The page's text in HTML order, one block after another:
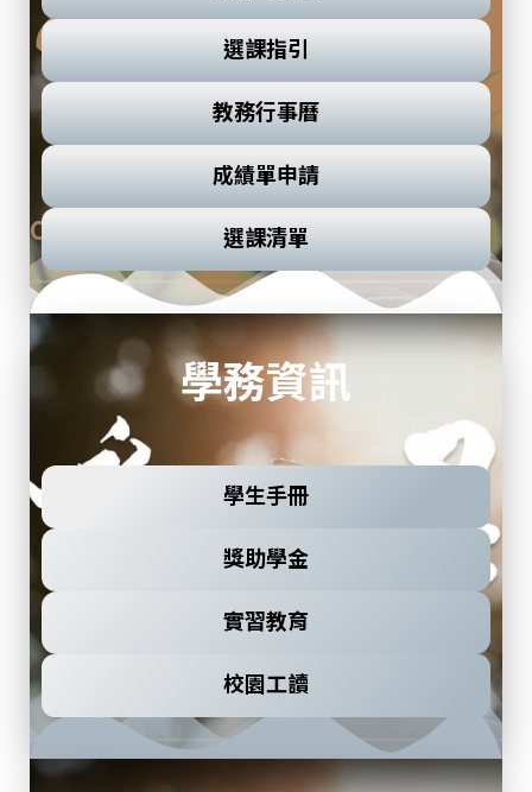
選課指引
教務行事曆
成績單申請
選課清單
學務資訊
學生手冊
獎助學金
實習教育
校園工讀